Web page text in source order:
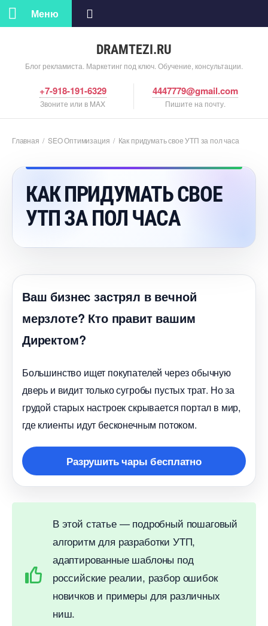
DRAMTEZI.RU
Блог рекламиста. Маркетинг под ключ. Обучение, консультации.
Меню
+7-918-191-6329
Звоните или в MAX
4447779@gmail.com
Пишите на почту.
Главная / SEO Оптимизация / Как придумать свое УТП за пол часа
КАК ПРИДУМАТЬ СВОЕ
УТП ЗА ПОЛ ЧАСА
аш бизнес застрял в вечной
мерзлоте? Кто правит вашим
Директом?
Большинство ищет покупателей через обычную
дверь и видит только сугробы пустых трат. Но за
рудой старых настроек скрывается портал в мир,
де клиенты идут бесконечным потоком.
Разрушить чары бесплатно
этой статье — подробный пошаговый
алгоритм для разработки УТП,
адаптированные шаблоны под
российские реалии, разбор ошибок
новичков и примеры для различных
ниш.